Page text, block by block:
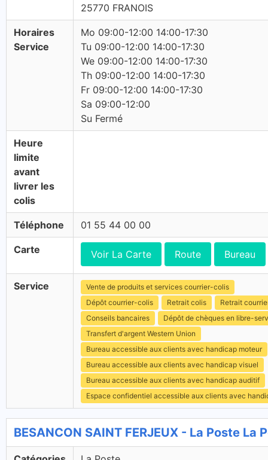
25770 FRANOIS
Horaires
Service
Mo 09:00-12:00 14:00-17:30
Tu 09:00-12:00 14:00-17:30
We 09:00-12:00 14:00-17:30
Th 09:00-12:00 14:00-17:30
Fr 09:00-12:00 14:00-17:30
Sa 09:00-12:00
Su Fermé
Heure
limite
avant
livrer les
colis
Téléphone 01 55 44 00 00
Carte Voir La Carte Route Bureau
Service
Vente de produits et services courrier-colis
Dépôt courrier-colis
Retrait colis
Retrait
Conseils bancaires
Dépôt de chèques en libre-
Transfert d'argent Western Union
Bureau accessible aux clients avec handicap moteur
Bureau accessible aux clients avec handicap visuel
Bureau accessible aux clients avec handicap auditif
Espace confidentiel accessible aux clients avec
BESANCON SAINT FERJEUX - La Poste La